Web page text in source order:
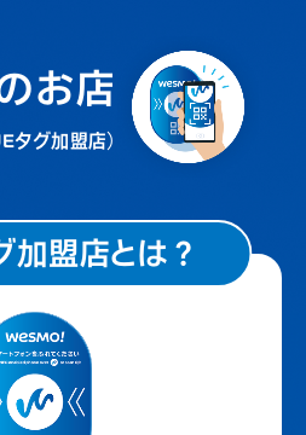
お店
タグ加盟店）
加盟店とは？